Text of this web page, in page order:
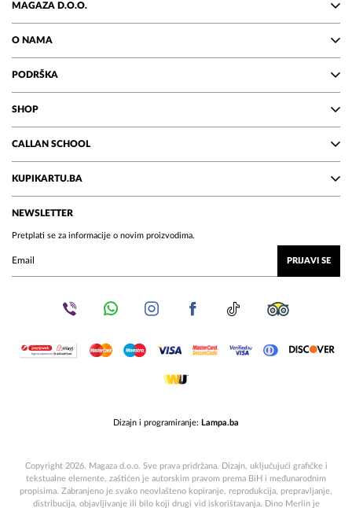
MAGAZA D.O.O.
O NAMA
PODRŠKA
SHOP
CALLAN SCHOOL
KUPIKARTU.BA
NEWSLETTER
Pretplati se za informacije o novim proizvodima.
PRIJAVI SE
Dizajn i programiranje: Lampa.ba
Copyright 2026. Magaza d.o.o. Sve prava pridržana. Dizajn, uključujući grafičke i
tekstualne elemente, zaštićen je autorskim pravom prema BiH i međunarodnim
propisima. Zabranjeno je svako neovlašteno kopiranje, reprodukcija, prepravljanje,
distribucija, objavljivanje ili bilo koji drugi vid iskorištavanja. Dino Merlin je